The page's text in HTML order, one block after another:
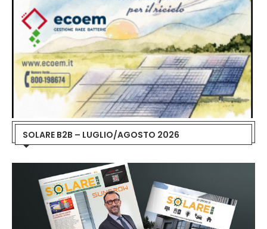
SOLARE B2B – LUGLIO/AGOSTO 2026